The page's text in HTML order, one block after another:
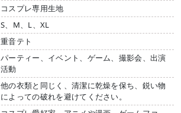
コスプレ専用生地
S、M、L、XL
重音テト
パーティー、イベント、ゲーム、撮影会、出演
活動
他の衣類と同じく、清潔に乾燥を保ち、鋭い物
によっての破れを避けてください。